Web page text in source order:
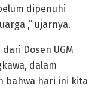
dipenuhi
,” ujarnya.
Dosen UGM
dalam
bahwa hari ini kita